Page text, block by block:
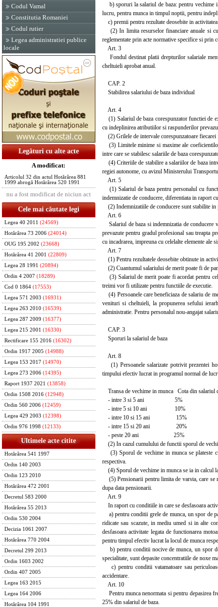
Codul Vamal
Constitutia Romaniei
Codul rutier
Legea administratiei publice
locale
Legături cu alte acte
A modificat:
Articolul 32 din actul Hotărârea 881
1999 abrogă Hotărârea 520 1991
nu a fost modificat de niciun act
Cele mai căutate legi
Legea 40 2011 (24569)
Hotărârea 73 2006 (24014)
OUG 195 2002 (23668)
Hotărârea 41 2001 (22809)
Legea 28 1991 (20894)
Ordin 4 2007 (18289)
Cod 0 1864 (17553)
Legea 571 2003 (16931)
Legea 263 2010 (16539)
Legea 287 2009 (16377)
Legea 215 2001 (16330)
Rectificare 155 2016 (16302)
Ordin 1917 2005 (14988)
Legea 153 2017 (14970)
Legea 273 2006 (14395)
Raport 1937 2021 (13858)
Ordin 1508 2016 (12948)
Ordin 560 2006 (12459)
Legea 429 2003 (12398)
Ordin 976 1998 (12133)
Ultimele acte citite
Hotărârea 541 1997
Ordin 140 2003
Ordin 123 2010
Hotărârea 472 2001
Decretul 583 2000
Hotărârea 55 2013
Ordin 530 2004
Decizia 1061 2007
Hotărârea 770 2004
Decretul 299 2013
Ordin 1603 2002
Ordin 407 2005
Legea 163 2015
Legea 164 2006
Hotărârea 104 1991
b) sporuri la salariul de baza: pentru vechime
lucru, pentru munca in timpul noptii, pentru
c) premii pentru rezultate deosebite in
(2) In limita resurselor financiare anuale si cu
reglementate prin acte normative specifice si prin
Art. 3
Fondul destinat platii drepturilor salariale
cheltuieli aprobat anual.
CAP. 2
Stabilirea salariului de baza individual
Art. 4
(1) Salariul de baza corespunzator functiei de
cu indeplinirea atributiilor si raspunderilor
(2) Grilele de intervale corespunzatoare fiecarei
(3) Limitele minime si maxime ale
intre care se stabilesc salariile de baza
(4) Criteriile de stabilire a salariilor de baza
regiei autonome, cu avizul Ministerului
Art. 5
(1) Salariul de baza pentru personalul cu
indemnizatie de conducere, diferentiata in raport
(2) Indemnizatiile de conducere sunt stabilite in
Art. 6
Salariul de baza si indemnizatia de conducere
prevazute pentru gradul profesional sau treapta
cu incadrarea, impreuna cu celelalte elemente
Art. 7
(1) Pentru rezultatele deosebite obtinute in
(2) Cuantumul salariului de merit poate fi de
(3) Salariul de merit poate fi acordat pentru
treimi vor fi utilizate pentru functiile de executie.
(4) Persoanele care beneficiaza de salariu de
venituri si cheltuieli, la propunerea sefului
administratie. Pentru personalul nou-angajat
CAP. 3
Sporuri la salariul de baza
Art. 8
(1) Persoanele salarizate potrivit prezentei
timpului efectiv lucrat in programul normal de
Transa de vechime in munca Cota din salariul
- intre 3 si 5 ani 5%
- intre 5 si 10 ani 10%
- intre 10 si 15 ani 15%
- intre 15 si 20 ani 20%
- peste 20 ani 25%
(2) In cazul cumulului de functii sporul de
(3) Sporul de vechime in munca se plateste
respectiva.
(4) Sporul de vechime in munca se ia in calcul
(5) Pensionarii pentru limita de varsta, care se
dupa data pensionarii.
Art. 9
In raport cu conditiile in care se desfasoara
a) pentru conditii grele de munca, un spor de
ridicate sau scazute, in mediu umed si in alte
desfasoara activitate legata de functionarea
pentru timpul efectiv lucrat la locul de munca
b) pentru conditii nocive de munca, un spor
specialitate, sunt depasite concentratiile de noxe
c) pentru conditii vatamatoare sau
accidentare.
Art. 10
Pentru munca nenormata si pentru depasirea
25% din salariul de baza.